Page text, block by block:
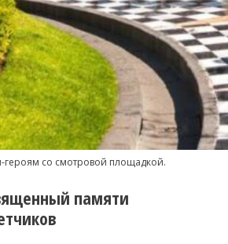
героям со смотровой площадкой.
памяти